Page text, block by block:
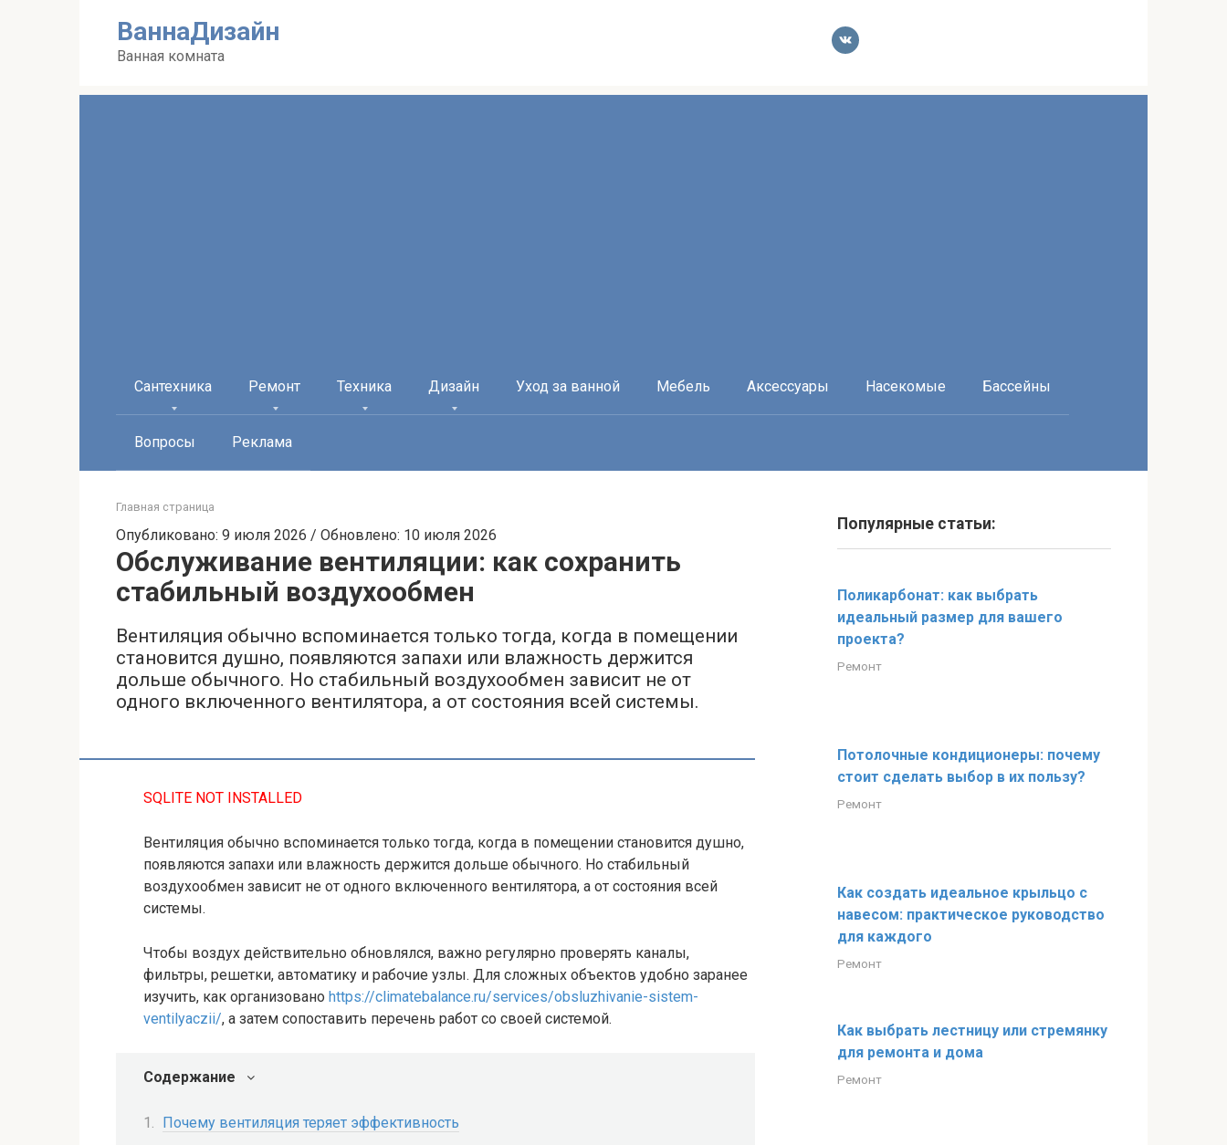
ВаннаДизайн
Ванная комната
Сантехника Ремонт Техника Дизайн Уход за ванной Мебель Аксессуары Насекомые Бассейны
Вопросы Реклама
Главная страница
Опубликовано: 9 июля 2026 / Обновлено: 10 июля 2026
Обслуживание вентиляции: как сохранить
стабильный воздухообмен
Вентиляция обычно вспоминается только тогда, когда в помещении
становится душно, появляются запахи или влажность держится
дольше обычного. Но стабильный воздухообмен зависит не от
одного включенного вентилятора, а от состояния всей системы.
SQLITE NOT INSTALLED
Вентиляция обычно вспоминается только тогда, когда в помещении становится душно,
появляются запахи или влажность держится дольше обычного. Но стабильный
воздухообмен зависит не от одного включенного вентилятора, а от состояния всей
системы.
Чтобы воздух действительно обновлялся, важно регулярно проверять каналы,
фильтры, решетки, автоматику и рабочие узлы. Для сложных объектов удобно заранее
изучить, как организовано https://climatebalance.ru/services/obsluzhivanie-sistem-
ventilyaczii/, а затем сопоставить перечень работ со своей системой.
Содержание
Почему вентиляция теряет эффективность
Популярные статьи:
Поликарбонат: как выбрать
идеальный размер для вашего
проекта?
Ремонт
Потолочные кондиционеры: почему
стоит сделать выбор в их пользу?
Ремонт
Как создать идеальное крыльцо с
навесом: практическое руководство
для каждого
Ремонт
Как выбрать лестницу или стремянку
для ремонта и дома
Ремонт